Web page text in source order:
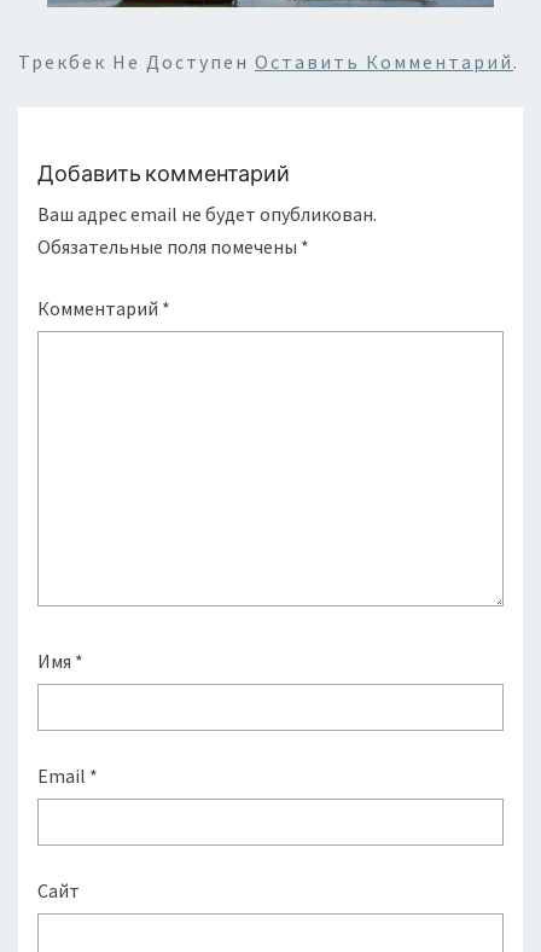
Трекбек Не Доступен Оставить Комментарий .
Добавить комментарий
Ваш адрес email не будет опубликован.
Обязательные поля помечены *
Комментарий *
Имя *
Email *
Сайт